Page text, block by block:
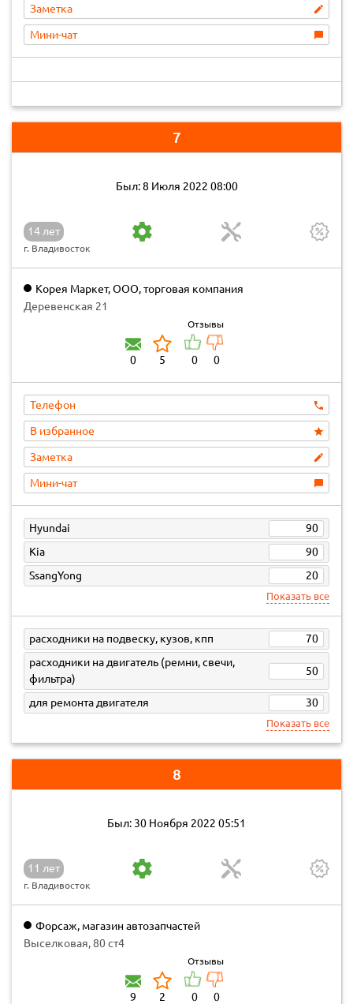
Заметка
Мини-чат
7
Был: 8 Июля 2022 08:00
14 лет
г. Владивосток
Корея Маркет, ООО, торговая компания
Деревенская 21
0 5
Отзывы
0 0
Телефон
В избранное
Заметка
Мини-чат
Hyundai
90
Kia
90
SsangYong
20
Показать все
расходники на подвеску, кузов, кпп
70
расходники на двигатель (ремни, свечи,
фильтра)
50
для ремонта двигателя 30
Показать все
8
Был: 30 Ноября 2022 05:51
11 лет
г. Владивосток
Форсаж, магазин автозапчастей
Выселковая, 80 ст4
9 2
Отзывы
0 0